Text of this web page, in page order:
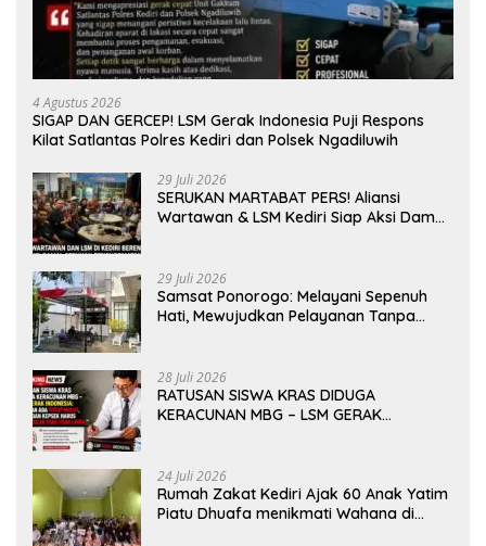
4 Agustus 2026
SIGAP DAN GERCEP! LSM Gerak Indonesia Puji Respons
Kilat Satlantas Polres Kediri dan Polsek Ngadiluwih
29 Juli 2026
SERUKAN MARTABAT PERS! Aliansi
Wartawan & LSM Kediri Siap Aksi Damai:
29 Juli 2026
Samsat Ponorogo: Melayani Sepenuh
Hati, Mewujudkan Pelayanan Tanpa
28 Juli 2026
RATUSAN SISWA KRAS DIDUGA
KERACUNAN MBG – LSM GERAK
YANG TIDAK LAYAK
24 Juli 2026
Rumah Zakat Kediri Ajak 60 Anak Yatim
Piatu Dhuafa menikmati Wahana di